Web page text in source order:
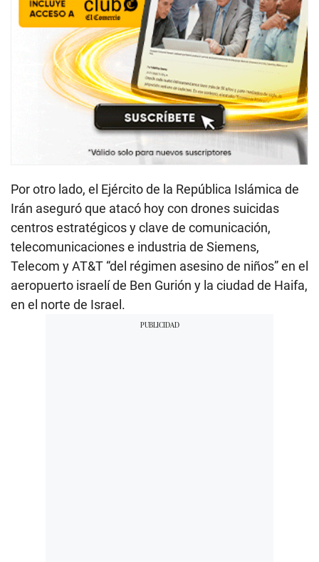
Por otro lado, el Ejército de la República Islámica de
Irán aseguró que atacó hoy con drones suicidas
centros estratégicos y clave de comunicación,
telecomunicaciones e industria de Siemens,
Telecom y AT&T “del régimen asesino de niños” en el
aeropuerto israelí de Ben Gurión y la ciudad de Haifa,
en el norte de Israel.